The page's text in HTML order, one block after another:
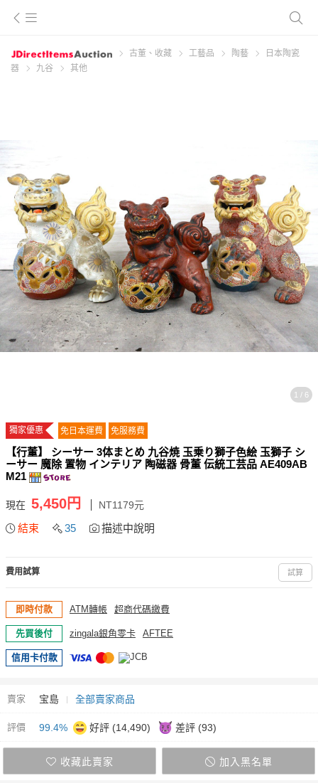
古董、收藏 工藝品 陶藝
日本陶瓷
器
九谷 其他
1 / 6
獨家優惠 免日本運費 免服務費
【行董】 シーサー 3体まとめ 九谷焼 玉乗り獅子色絵 玉獅子 シ
ーサー 魔除 置物 インテリア 陶磁器 骨董 伝統工芸品 AE409AB
M21
現在 5,450円 NT1179元
結束 35 描述中說明
費用試算 試算
即時付款 ATM轉帳 超商代碼繳費
先買後付 zingala銀角零卡 AFTEE
信用卡付款
賣家 宝島 全部賣家商品
評價 99.4% 好評 (14,490) 差評 (93)
收藏此賣家 加入黑名單